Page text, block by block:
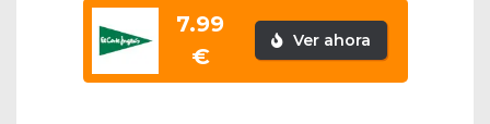
7.99
€
Ver ahora